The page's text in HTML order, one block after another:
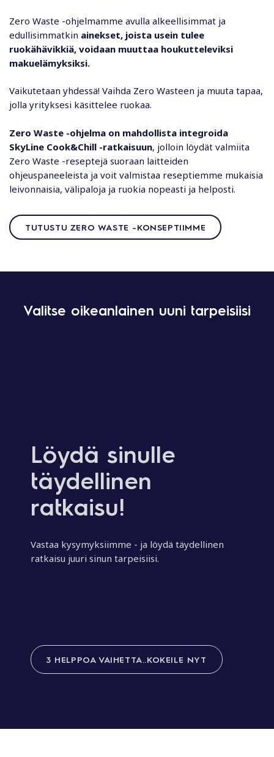
Zero Waste -ohjelmamme avulla alkeellisimmat ja
edullisimmatkin ainekset, joista usein tulee
ruokähävikkiä, voidaan muuttaa houkutteleviksi
makuelämyksiksi.
Vaikutetaan yhdessä! Vaihda Zero Wasteen ja muuta tapaa,
jolla yrityksesi käsittelee ruokaa.
Zero Waste -ohjelma on mahdollista integroida
SkyLine Cook&Chill -ratkaisuun, jolloin löydät valmiita
Zero Waste -reseptejä suoraan laitteiden
ohjeuspaneeleista ja voit valmistaa reseptiemme mukaisia
leivonnaisia, välipaloja ja ruokia nopeasti ja helposti.
TUTUSTU ZERO WASTE -KONSEPTIIMME
Valitse oikeanlainen uuni tarpeisiisi
Löydä sinulle
täydellinen
ratkaisu!
Vastaa kysymyksiimme - ja löydä täydellinen
ratkaisu juuri sinun tarpeisiisi.
3 HELPPOA VAIHETTA..KOKEILE NYT